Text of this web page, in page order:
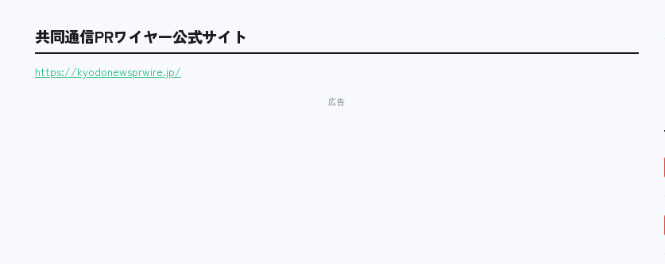
共同通信PRワイヤー公式サイト
https://kyodonewsprwire.jp/